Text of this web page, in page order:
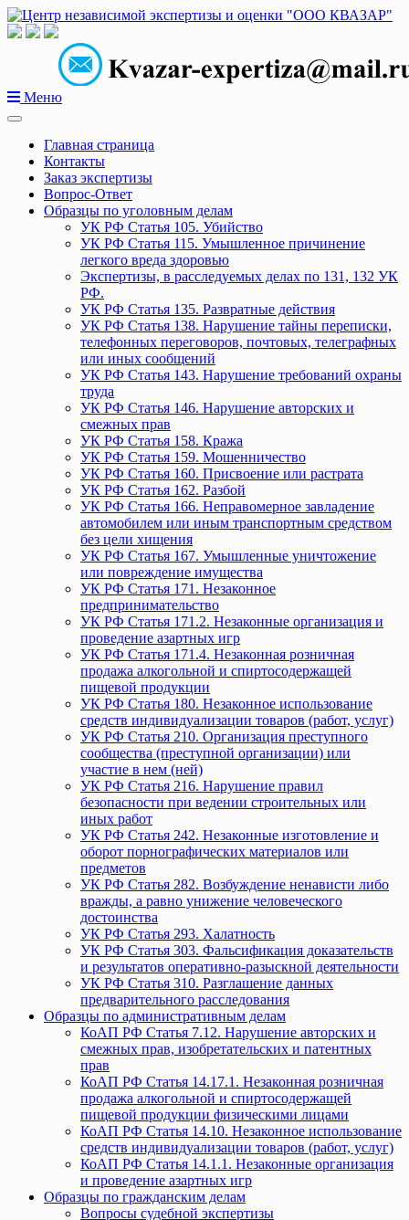
Перейти
к
содержанию
Меню
Главная страница
Контакты
Заказ экспертизы
Вопрос-Ответ
Образцы по уголовным делам
УК РФ Статья 105. Убийство
УК РФ Статья 115. Умышленное причинение
легкого вреда здоровью
Экспертизы, в расследуемых делах по 131, 132 УК
РФ.
УК РФ Статья 135. Развратные действия
УК РФ Статья 138. Нарушение тайны переписки,
телефонных переговоров, почтовых, телеграфных
или иных сообщений
УК РФ Статья 143. Нарушение требований охраны
труда
УК РФ Статья 146. Нарушение авторских и
смежных прав
УК РФ Статья 158. Кража
УК РФ Статья 159. Мошенничество
УК РФ Статья 160. Присвоение или растрата
УК РФ Статья 162. Разбой
УК РФ Статья 166. Неправомерное завладение
автомобилем или иным транспортным средством
без цели хищения
УК РФ Статья 167. Умышленные уничтожение
или повреждение имущества
УК РФ Статья 171. Незаконное
предпринимательство
УК РФ Статья 171.2. Незаконные организация и
проведение азартных игр
УК РФ Статья 171.4. Незаконная розничная
продажа алкогольной и спиртосодержащей
пищевой продукции
УК РФ Статья 180. Незаконное использование
средств индивидуализации товаров (работ, услуг)
УК РФ Статья 210. Организация преступного
сообщества (преступной организации) или
участие в нем (ней)
УК РФ Статья 216. Нарушение правил
безопасности при ведении строительных или
иных работ
УК РФ Статья 242. Незаконные изготовление и
оборот порнографических материалов или
предметов
УК РФ Статья 282. Возбуждение ненависти либо
вражды, а равно унижение человеческого
достоинства
УК РФ Статья 293. Халатность
УК РФ Статья 303. Фальсификация доказательств
и результатов оперативно-разыскной деятельности
УК РФ Статья 310. Разглашение данных
предварительного расследования
Образцы по административным делам
КоАП РФ Статья 7.12. Нарушение авторских и
смежных прав, изобретательских и патентных
прав
КоАП РФ Статья 14.17.1. Незаконная розничная
продажа алкогольной и спиртосодержащей
пищевой продукции физическими лицами
КоАП РФ Статья 14.10. Незаконное использование
средств индивидуализации товаров (работ, услуг)
КоАП РФ Статья 14.1.1. Незаконные организация
и проведение азартных игр
Образцы по гражданским делам
Вопросы судебной экспертизы